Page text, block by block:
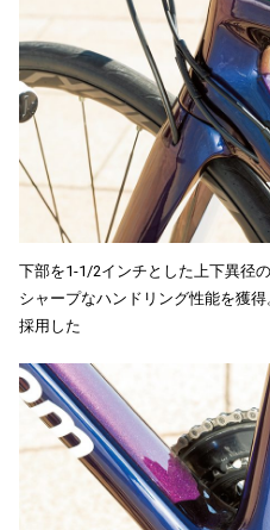
下部を1-1/2インチとした上下異径
シャープなハンドリング性能を獲
採用した